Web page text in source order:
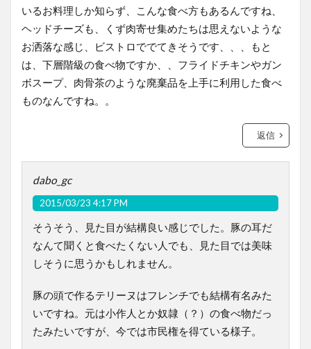
いるお料理しか知らず、こんな食べ方もあるんですね、
ヘッドチーズも、くず肉寄せ集めたちは思えないような
お洒落な感じ、ビストロででてきそうです、、、もと
は、下層階級の食べ物ですか、、フライドチキンやガン
ボスープ、肉骨茶のような廃棄品を上手に利用した食べ
ものなんですね。。
返信
dabo_gc
2015/03/23 4:17 PM
そうそう、見た目が結構良い感じでした。豚の耳だ
なんて聞くと食べたくない人でも、見た目では美味
しそうに思うかもしれません。
豚の頭で作るテリーヌはフレンチでも結構有名みた
いですね。元は小作人とか奴隷（？）の食べ物だっ
たみたいですが、今では市民権を得ている様子。